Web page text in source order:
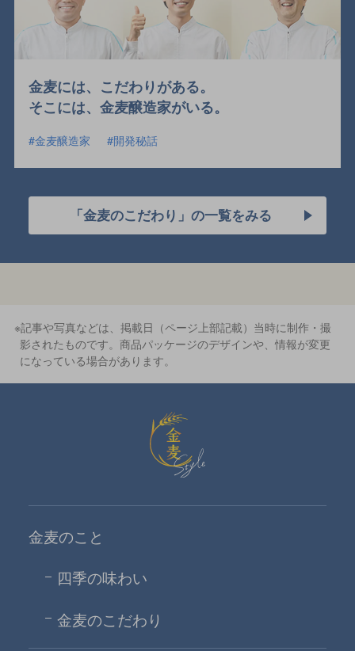
金麦には、こだわりがある。
そこには、金麦醸造家がいる。
金麦醸造家 開発秘話
「金麦のこだわり」の一覧をみる
※記事や写真などは、掲載日（ページ上部記載）当時に制作・撮
影されたものです。商品パッケージのデザインや、情報が変更
になっている場合があります。
金麦のこと
四季の味わい
金麦のこだわり